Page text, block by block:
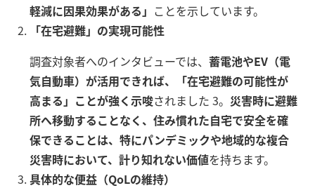
軽減に因果効果がある」 ことを示しています。
「在宅避難」の実現可能性
調査対象者へのインタビューでは、 蓄電池やEV（電
気自動車）が活用できれば、「在宅避難の可能性が
高まる」ことが強く示唆されました 3。 災害時に避難
所へ移動することなく、住み慣れた自宅で安全を確
保できることは、特にパンデミックや地域的な複合
災害時において、計り知れない価値を持ちます。
具体的な便益（QoLの維持）